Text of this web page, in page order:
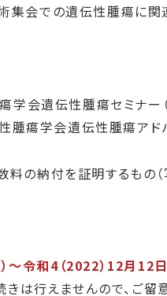
集会での遺伝性腫瘍に
学会遺伝性腫瘍セミナー
腫瘍学会遺伝性腫瘍ア
の納付を証明するもの（
～令和4 （2022） 12月 12
は行えませんので、ご留